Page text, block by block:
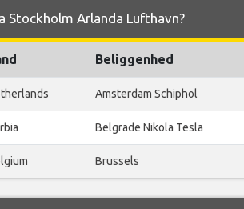
Arlanda Lufthavn?
Beliggenhed
Amsterdam Schiphol
Belgrade Nikola Tesla
Brussels